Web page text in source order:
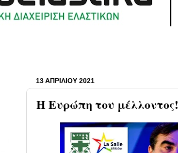
13 ΑΠΡΙΛΊΟΥ 2021
Η Ευρώπη του μέλλοντος!